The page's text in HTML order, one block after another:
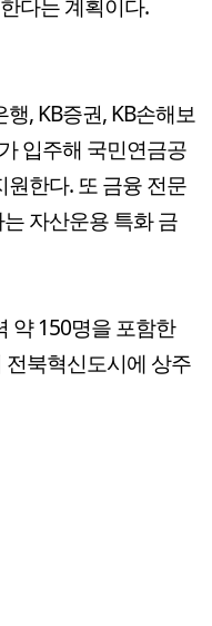
, KB증권, KB손해보
입주해 국민연금공
한다. 또 금융 전문
자산운용 특화 금
약 150명을 포함한
북혁신도시에 상주